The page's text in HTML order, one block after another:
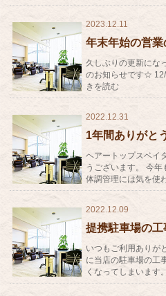
2023.12.11
年末年始の営
久しぶりの更新に
のお知らせです☆
きを読む
2022.12.31
1年間ありがと
ヘアートップスベイ
うございます。 今
体調管理には気を使
2022.12.09
提携駐車場の
いつもご利用ありが
に当店の駐車場の工
くなってしまいます